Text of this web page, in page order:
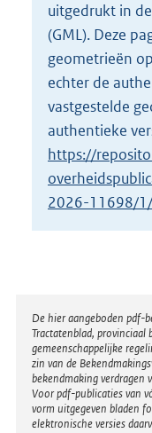
uitgedrukt in
(GML). Deze
geometrieën
echter de
vastgestelde
authentieke
https://
2026-11698/
Disclaimer
De hier aangeboden pdf-
Tractatenblad, provinciaal
gemeenschappelijke
zin van de
bekendmaking verdragen
Voor pdf-publicaties van
vorm uitgegeven bladen
elektronische versies